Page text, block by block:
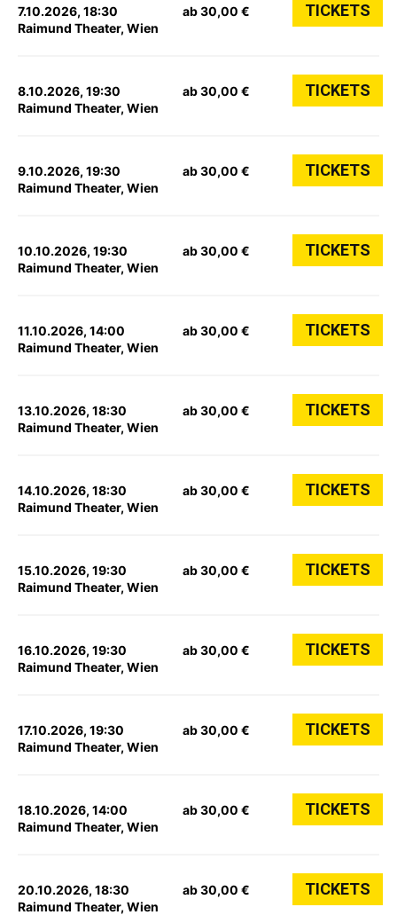
7.10.2026, 18:30
Raimund Theater, Wien
ab 30,00 € TICKETS
8.10.2026, 19:30
Raimund Theater, Wien
ab 30,00 € TICKETS
9.10.2026, 19:30
Raimund Theater, Wien
ab 30,00 € TICKETS
10.10.2026, 19:30
Raimund Theater, Wien
ab 30,00 € TICKETS
11.10.2026, 14:00
Raimund Theater, Wien
ab 30,00 € TICKETS
13.10.2026, 18:30
Raimund Theater, Wien
ab 30,00 € TICKETS
14.10.2026, 18:30
Raimund Theater, Wien
ab 30,00 € TICKETS
15.10.2026, 19:30
Raimund Theater, Wien
ab 30,00 € TICKETS
16.10.2026, 19:30
Raimund Theater, Wien
ab 30,00 € TICKETS
17.10.2026, 19:30
Raimund Theater, Wien
ab 30,00 € TICKETS
18.10.2026, 14:00
Raimund Theater, Wien
ab 30,00 € TICKETS
20.10.2026, 18:30
Raimund Theater, Wien
ab 30,00 € TICKETS